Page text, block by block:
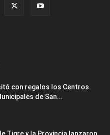
con regalos los Centros
de San...